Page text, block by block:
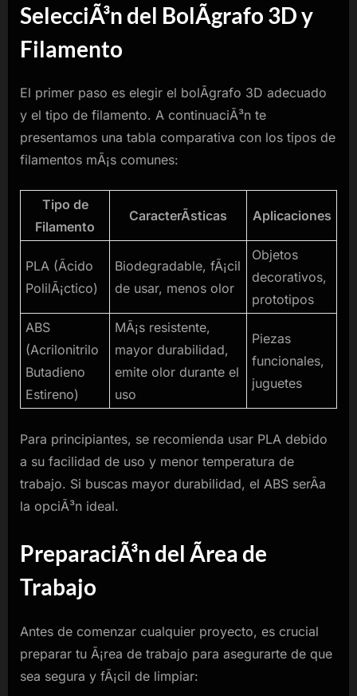
SelecciÃ³n del BolÃ­grafo 3D y
Filamento
El primer paso es elegir el bolÃ­grafo 3D adecuado
y el tipo de filamento. A continuaciÃ³n te
presentamos una tabla comparativa con los tipos de
filamentos mÃ¡s comunes:
Tipo de
Filamento
CaracterÃ­sticas Aplicaciones
PLA (Ãcido
PolilÃ¡ctico)
Biodegradable, fÃ¡cil
de usar, menos olor
Objetos
decorativos,
prototipos
ABS
(Acrilonitrilo
Butadieno
Estireno)
MÃ¡s resistente,
mayor durabilidad,
emite olor durante el
uso
Piezas
funcionales,
juguetes
Para principiantes, se recomienda usar PLA debido
a su facilidad de uso y menor temperatura de
trabajo. Si buscas mayor durabilidad, el ABS serÃ­a
la opciÃ³n ideal.
PreparaciÃ³n del Ãrea de
Trabajo
Antes de comenzar cualquier proyecto, es crucial
preparar tu Ã¡rea de trabajo para asegurarte de que
sea segura y fÃ¡cil de limpiar: